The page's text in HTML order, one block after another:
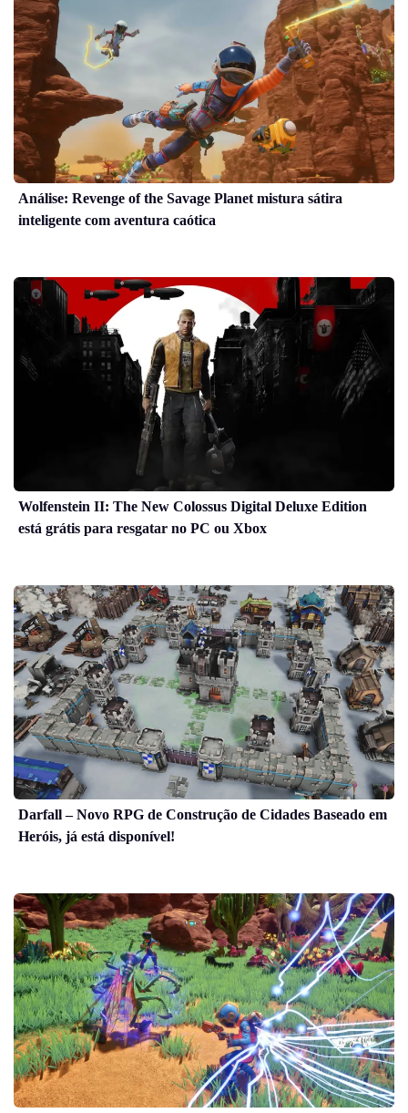
Análise: Revenge of the Savage Planet mistura sátira
inteligente com aventura caótica
Wolfenstein II: The New Colossus Digital Deluxe Edition
está grátis para resgatar no PC ou Xbox
Darfall – Novo RPG de Construção de Cidades Baseado em
Heróis, já está disponível!